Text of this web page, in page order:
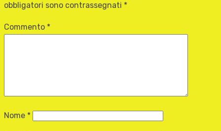
obbligatori sono contrassegnati *
Commento *
Nome *